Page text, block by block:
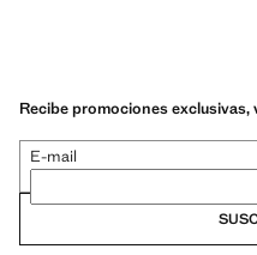
Recibe promociones
E-mail